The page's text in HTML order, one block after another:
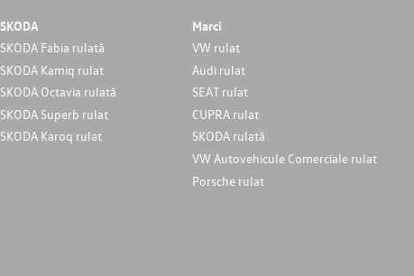
SKODA
SKODA Fabia rulată
SKODA Kamiq rulat
SKODA Octavia rulată
SKODA Superb rulat
SKODA Karoq rulat
Marci
VW rulat
Audi rulat
SEAT rulat
CUPRA rulat
SKODA rulată
VW Autovehicule Comerciale rulat
Porsche rulat